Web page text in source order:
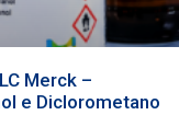
Merck –
e Diclorometano